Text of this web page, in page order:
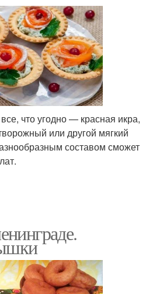
что угодно — красная икра,
или другой мягкий
составом сможет